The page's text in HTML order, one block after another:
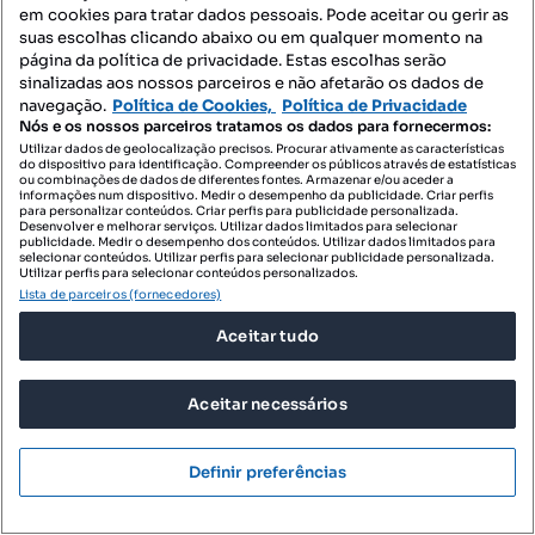
Destacado
Certeza Cristalina Imobiliária
Profissional
8125 €/m²
em cookies para tratar dados pessoais. Pode aceitar ou gerir as
suas escolhas clicando abaixo ou em qualquer momento na
página da política de privacidade. Estas escolhas serão
sinalizadas aos nossos parceiros e não afetarão os dados de
navegação. Política de Cookies, Política de Privacidade
Nós e os nossos parceiros tratamos os dados para fornecermos:
Utilizar dados de geolocalização precisos. Procurar ativamente as características
do dispositivo para identificação. Compreender os públicos através de estatísticas
ou combinações de dados de diferentes fontes. Armazenar e/ou aceder a
informações num dispositivo. Medir o desempenho da publicidade. Criar perfis
para personalizar conteúdos. Criar perfis para publicidade personalizada.
Desenvolver e melhorar serviços. Utilizar dados limitados para selecionar
publicidade. Medir o desempenho dos conteúdos. Utilizar dados limitados para
selecionar conteúdos. Utilizar perfis para selecionar publicidade personalizada.
Utilizar perfis para selecionar conteúdos personalizados.
Lista de parceiros (fornecedores)
Aceitar tudo
Aceitar necessários
Definir preferências